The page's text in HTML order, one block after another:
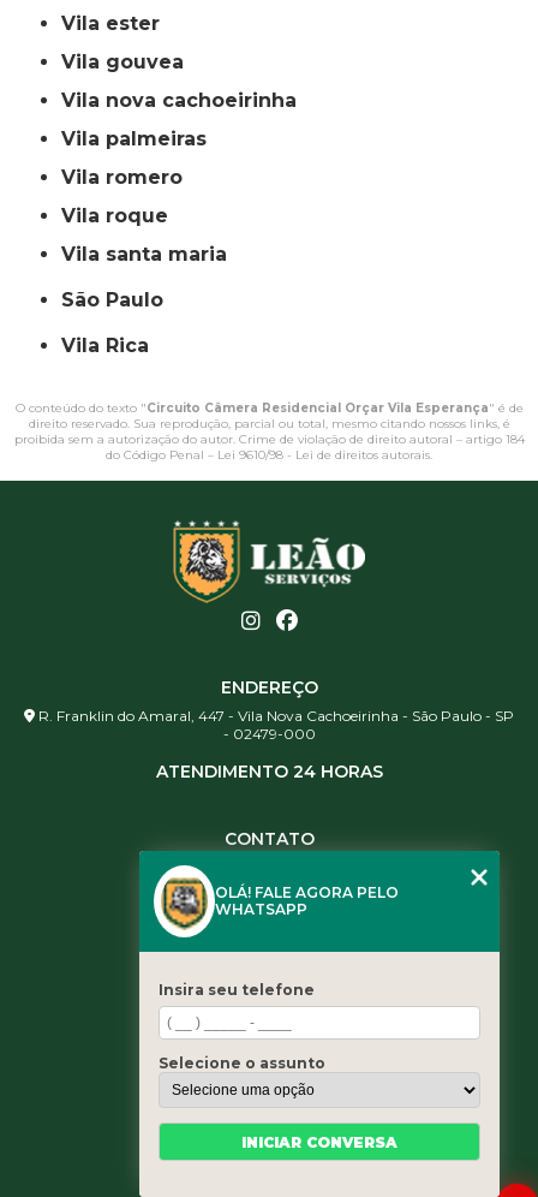
vila ester
vila gouvea
vila nova cachoeirinha
vila palmeiras
vila romero
vila roque
vila santa maria
São Paulo
Vila Rica
O conteúdo do texto "Circuito Câmera Residencial Orçar Vila Esperança" é de
direito reservado. Sua reprodução, parcial ou total, mesmo citando nossos links, é
proibida sem a autorização do autor. Crime de violação de direito autoral – artigo 184
do Código Penal – Lei 9610/98 - Lei de direitos autorais.
ENDEREÇO
R. Franklin do Amaral, 447 - Vila Nova Cachoeirinha - São Paulo - SP
- 02479-000
ATENDIMENTO 24 HORAS
CONTATO
(11) 3461-5871
contato@leaoservicos.com.br
Home
Quem somos
Serviços
Blog
OLÁ! FALE AGORA PELO
WHATSAPP
Insira seu telefone
Selecione o assunto
INICIAR CONVERSA